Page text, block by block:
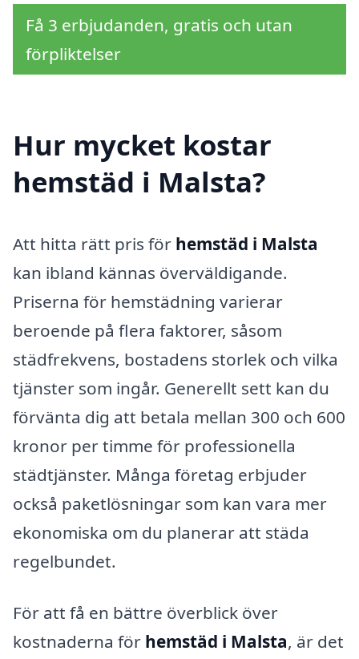
Få 3 erbjudanden, gratis och utan
förpliktelser
Hur mycket kostar
hemstäd i Malsta?
Att hitta rätt pris för hemstäd i Malsta
kan ibland kännas överväldigande.
Priserna för hemstädning varierar
beroende på flera faktorer, såsom
städfrekvens, bostadens storlek och vilka
tjänster som ingår. Generellt sett kan du
förvänta dig att betala mellan 300 och 600
kronor per timme för professionella
städtjänster. Många företag erbjuder
också paketlösningar som kan vara mer
ekonomiska om du planerar att städa
regelbundet.
För att få en bättre överblick över
kostnaderna för hemstäd i Malsta, är det